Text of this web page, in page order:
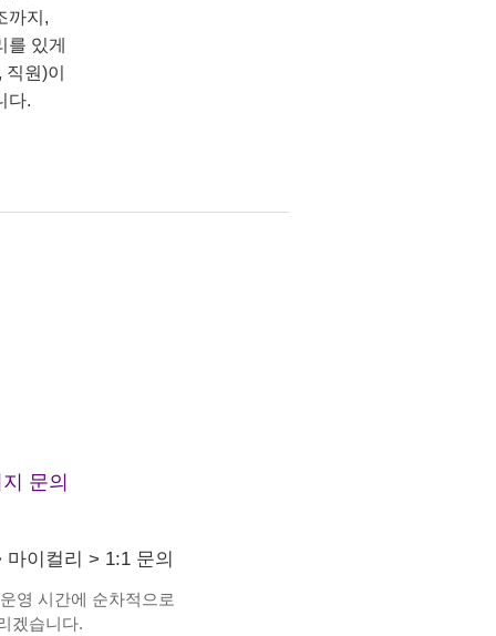
까지,
를 있게
원)이
다.
문의
마이컬리 > 1:1 문의
영 시간에 순차적으로
겠습니다.